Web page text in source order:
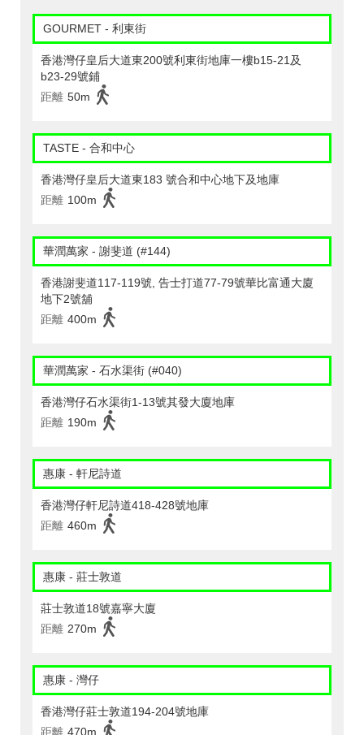
GOURMET - 利東街
香港灣仔皇后大道東200號利東街地庫一樓b15-21及
b23-29號鋪
距離 50m
TASTE - 合和中心
香港灣仔皇后大道東183 號合和中心地下及地庫
距離 100m
華潤萬家 - 謝斐道 (#144)
香港謝斐道117-119號, 告士打道77-79號華比富通大廈
地下2號舖
距離 400m
華潤萬家 - 石水渠街 (#040)
香港灣仔石水渠街1-13號其發大廈地庫
距離 190m
惠康 - 軒尼詩道
香港灣仔軒尼詩道418-428號地庫
距離 460m
惠康 - 莊士敦道
莊士敦道18號嘉寧大廈
距離 270m
惠康 - 灣仔
香港灣仔莊士敦道194-204號地庫
距離 470m